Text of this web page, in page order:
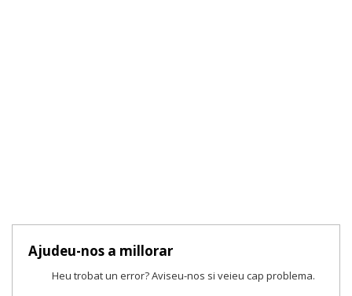
Ajudeu-nos a millorar
Heu trobat un error? Aviseu-nos si veieu cap problema.